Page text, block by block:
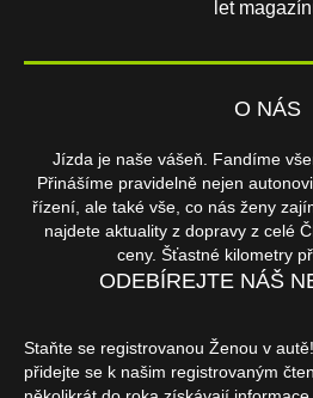
let
O NÁS
Jízda je naše vášeň. Fandíme
Přinášíme pravidelně nejen
řízení, ale také vše, co nás ženy
najdete aktuality z dopravy z celé
ceny. Šťastné kilometry
ODEBÍREJTE NÁŠ
Staňte se registrovanou Ženou v
přidejte se k našim registrovaným